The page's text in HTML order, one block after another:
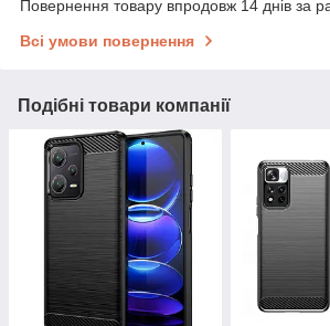
Повернення товару впродовж 14 днів за
Всі умови повернення
Подібні товари компанії